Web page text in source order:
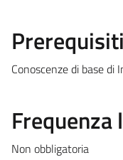
Conoscenze di base di
Frequenza
Non obbligatoria